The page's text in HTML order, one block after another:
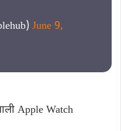
June 9,
Apple Watch